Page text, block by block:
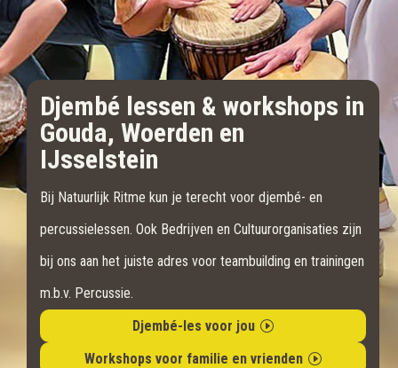
Djembé lessen & workshops in
Gouda, Woerden en
IJsselstein
Bij Natuurlijk Ritme kun je terecht voor djembé- en
percussielessen. Ook Bedrijven en Cultuurorganisaties zijn
bij ons aan het juiste adres voor teambuilding en trainingen
m.b.v. Percussie.
Djembé-les voor jou
Workshops voor familie en vrienden